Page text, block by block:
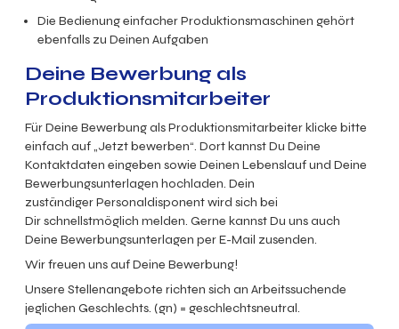
Die Bedienung einfacher Produktionsmaschinen gehört
ebenfalls zu Deinen Aufgaben
Deine Bewerbung als
Produktionsmitarbeiter
Für Deine Bewerbung als Produktionsmitarbeiter klicke bitte
einfach auf „Jetzt bewerben“. Dort kannst Du Deine
Kontaktdaten eingeben sowie Deinen Lebenslauf und Deine
Bewerbungsunterlagen hochladen. Dein
zuständiger Personaldisponent wird sich bei
Dir schnellstmöglich melden. Gerne kannst Du uns auch
Deine Bewerbungsunterlagen per E-Mail zusenden.
Wir freuen uns auf Deine Bewerbung!
Unsere Stellenangebote richten sich an Arbeitssuchende
jeglichen Geschlechts. (gn) = geschlechtsneutral.